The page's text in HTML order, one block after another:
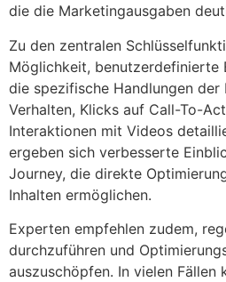
die die Marketingausgaben
Zu den zentralen
Möglichkeit, benutzerdefinierte
die spezifische Handlungen
Verhalten, Klicks auf Call-To-
Interaktionen mit Videos
ergeben sich verbesserte
Journey, die direkte
Inhalten ermöglichen.
Experten empfehlen zudem,
durchzuführen und
auszuschöpfen. In vielen Fällen